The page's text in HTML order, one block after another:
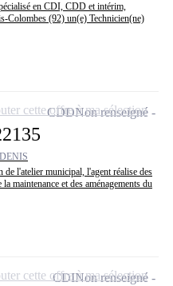
en CDI, CDD et intérim,
Colombes (92) un(e) Technicien(ne)
l'atelier municipal, l'agent réalise des
maintenance et des aménagements du
CDDNon renseigné
cette offre à ma sélection
CDINon renseigné
cette offre à ma sélection